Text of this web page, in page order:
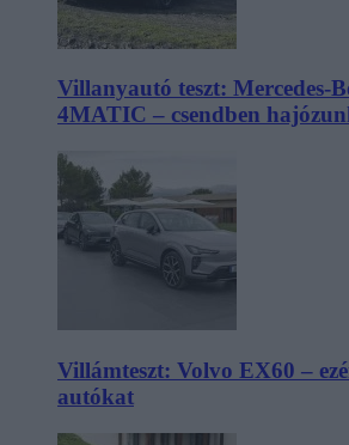
Villanyautó teszt: Mercedes-
4MATIC – csendben
Villámteszt: Volvo EX60 –
autókat